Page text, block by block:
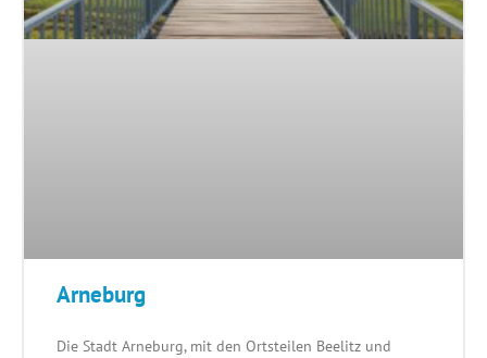
Arneburg
Die Stadt Arneburg, mit den Ortsteilen Beelitz und